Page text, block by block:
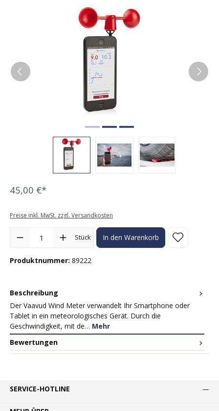
Bildergalerie überspringen
45,00 €*
Preise inkl. MwSt. zzgl. Versandkosten
Produkt Anzahl: Gib den gewünschten Wert ein oder benutze die
Stück In den Warenkorb
Produktnummer: 89222
Beschreibung
Der Vaavud Wind Meter verwandelt Ihr Smartphone oder
Tablet in ein meteorologisches Gerät. Durch die
Geschwindigkeit, mit de… Mehr
Bewertungen
SERVICE-HOTLINE